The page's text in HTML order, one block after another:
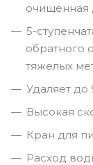
очищенная
5-
обратного
тяжелых
Удаляет до
Высокая
Кран для
Расход